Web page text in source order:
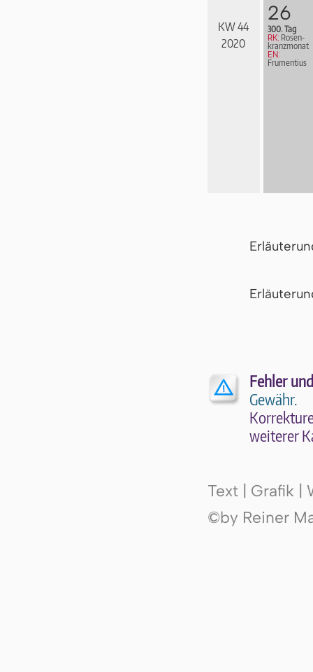
KW 44
2020
26
300. Tag
RK: Rosen­
kranz­mo­nat
EN:
Frumentius
Fehler
Gewähr.
wei­te­rer
Text | Grafik |
©by Reiner